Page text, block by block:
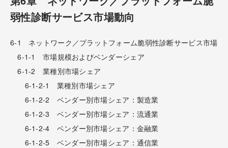
弱性診断サービス市場動向
6-1 ネットワーク／プラットフォーム脆弱性診断サービス市場
6-1-1 市場規模およびベンダーシェア
6-1-2 業種別市場シェア
6-1-2-1 業種別市場シェア
6-1-2-2 ベンダー別市場シェア：製造業
6-1-2-3 ベンダー別市場シェア：流通業
6-1-2-4 ベンダー別市場シェア：金融業
6-1-2-5 ベンダー別市場シェア：通信業